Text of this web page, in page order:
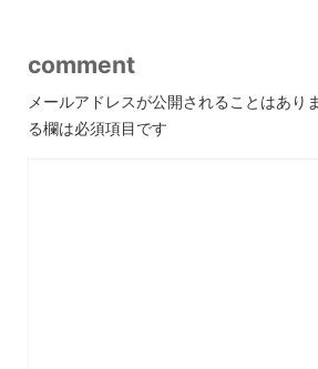
comment
メールアドレスが公開されることはあり
る欄は必須項目です